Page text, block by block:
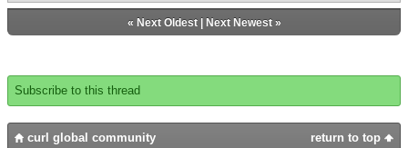
"Age", domain = int
{RecordField
},
{RecordData First = "John", Last =
"0"}},
« Next Oldest| Next Newest»
Subscribe to this thread
return to top
curl global community